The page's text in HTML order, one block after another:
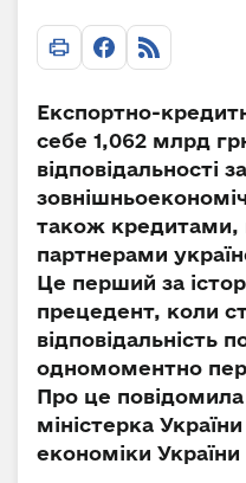
Експортно-
себе 1,062 млрд
відповідальності
також кредитами,
партнерами
Це перший за
прецедент, коли
відповідальність
одномоментно
Про це
міністерка
економіки